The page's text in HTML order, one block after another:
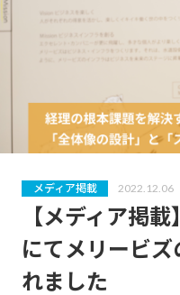
メディア掲載 2022.12.06
【メディア掲
にてメリービ
れました